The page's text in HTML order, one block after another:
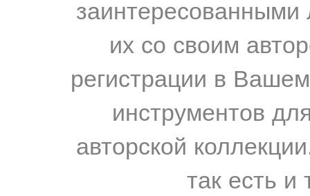
их со своим
регистрации в
инструментов
авторской
так есть и